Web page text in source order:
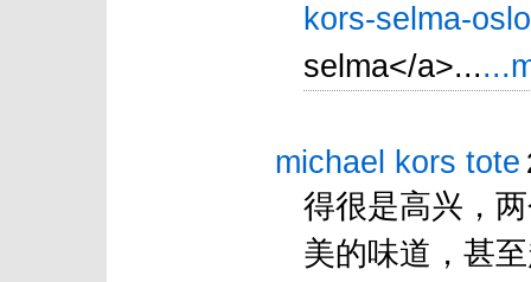
kors-selma-
selma</a>...
michael kors tote
得很是高兴，
美的味道，甚